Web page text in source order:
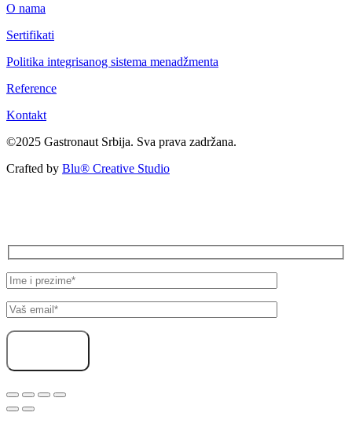
O nama
Sertifikati
Politika integrisanog sistema menadžmenta
Reference
Kontakt
©2025 Gastronaut Srbija. Sva prava zadržana.
Crafted by Blu® Creative Studio